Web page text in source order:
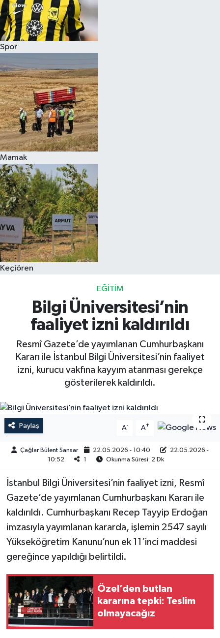
Spor
Mamak
Keçiören
EĞITIM
Bilgi Üniversitesi’nin
faaliyet izni kaldırıldı
Resmî Gazete’de yayımlanan Cumhurbaşkanı
Kararı ile İstanbul Bilgi Üniversitesi’nin faaliyet
izni, kurucu vakfına kayyım atanması gerekçe
gösterilerek kaldırıldı.
Paylaş A- A+
Çağlar Bülent Sansar 22.05.2026 - 10:40
22.05.2026 -
10:52
Okunma Süresi: 2 Dk
İstanbul Bilgi Üniversitesi’nin faaliyet izni, Resmî
Gazete’de yayımlanan Cumhurbaşkanı Kararı ile
kaldırıldı. Cumhurbaşkanı Recep Tayyip Erdoğan
imzasıyla yayımlanan kararda, işlemin 2547 sayılı
Yükseköğretim Kanunu’nun ek 11’inci maddesi
gereğince yapıldığı belirtildi.
Özel’den butlan
kararına tepki: Teslim
olmayacağız